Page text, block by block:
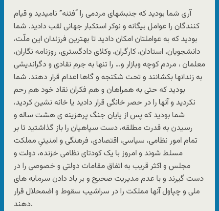
آری شما بودید که جنبشهای مردمی را “فتنه” نامیدید و قیام
کنندگان را عوامل بیگانه و نوکر استکبار جهانی لقب دادید. شما
بودید که به عواملتان امکان دادید تا بهترین فرزندان این ملّت،
دانشجویان، استادان، کارگران، وکلای دادگستری، روزنامه نگاران،
معلمان ، مردم کوچه وبازار و… را تنها به جرم نقادی و دگراندیشی
به زندانها بکشانند و تحت شکنجه و گاها اعدام قرار دهند. شما
بودید که حتی به همراهان و هم فکران نقاد خود هم رحم
نکردید و آنها را در حصر خانگی قرار دادید یا خانه نشین کردید،
شما بودید که پس از پایان جنگ پرهزینه ی هشت ساله و
رسیدن به قدرت مطلقه، دست سپاهیان را باز گذاشتید تا بر
تمام امور نظامی، سیاسی، اقتصادی، فرهنگی و امنیتیِ مملکت
مسلط شوند و امروز با یک کودتای نظامی خزنده، دولت و
مجلس و اکثر قریب به اتفاق مقامات دولتی و خصوصی را در
دست گیرند و با عدم مدیریت صحیح و بر باد دادن سرمایه های
ملی و چپاول آنها مملکت را در سراشیب سقوط و اضمحلال قرار
دهند.